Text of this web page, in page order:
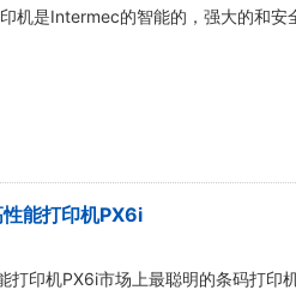
机是Intermec的智能的，强大的和安
能打印机PX6i
打印机PX6i市场上最聪明的条码打印